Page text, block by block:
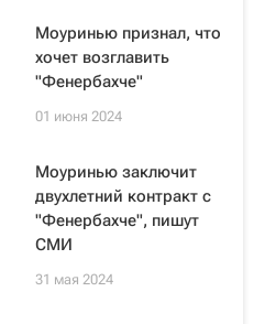
Моуринью признал, что
хочет возглавить
"Фенербахче"
01 июня 2024
Моуринью заключит
двухлетний контракт с
"Фенербахче", пишут
СМИ
31 мая 2024